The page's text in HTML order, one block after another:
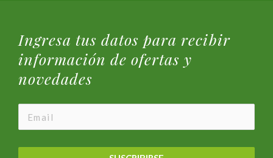
Ingresa tus datos para recibir
información de ofertas y
novedades